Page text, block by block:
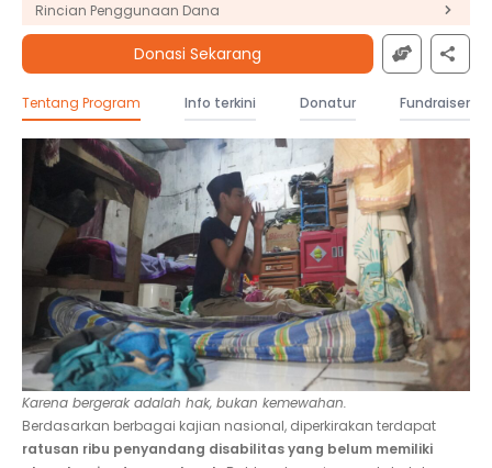
Rincian Penggunaan Dana
Donasi Sekarang
Tentang Program Info terkini Donatur Fundraiser
Karena bergerak adalah hak, bukan kemewahan.
Berdasarkan berbagai kajian nasional, diperkirakan terdapat
ratusan ribu penyandang disabilitas yang belum memiliki